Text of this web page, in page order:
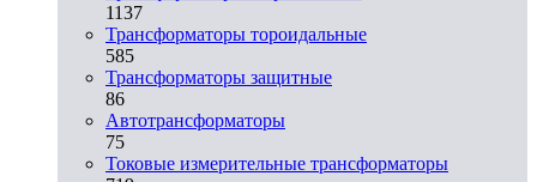
1137
Трансформаторы тороидальные
585
Трансформаторы защитные
86
Автотрансформаторы
75
Токовые измерительные трансформаторы